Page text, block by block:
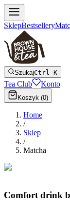
SklepBestsellery
SzukajCtrl K
Tea Club Konto
Koszyk (0)
Home
/
Sklep
/
Matcha
Comfort drink